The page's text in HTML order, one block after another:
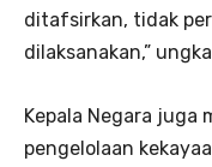
ditafsirkan, tidak
dilaksanakan,”
Kepala Negara juga
pengelolaan